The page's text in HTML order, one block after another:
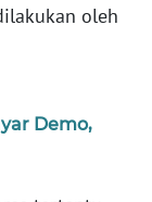
oleh
Demo,